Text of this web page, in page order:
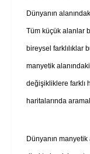
Dünyanın
Tüm küçük alanlar
bireysel farklılıklar
manyetik
değişikliklere farklı
haritalarında
Dünyanın